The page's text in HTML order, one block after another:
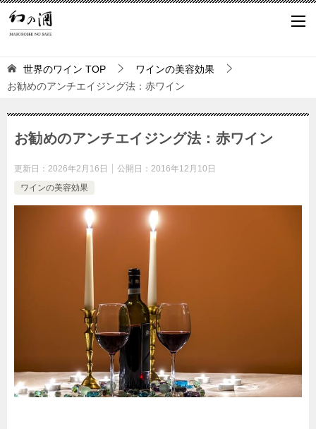
世界のワイン TOP
ワインの美容効果
お勧めのアンチエイジング法：赤ワイン
お勧めのアンチエイジング法：赤ワイン
更新日： 2026年2月16日 公開日： 2016年12月10日
ワインの美容効果